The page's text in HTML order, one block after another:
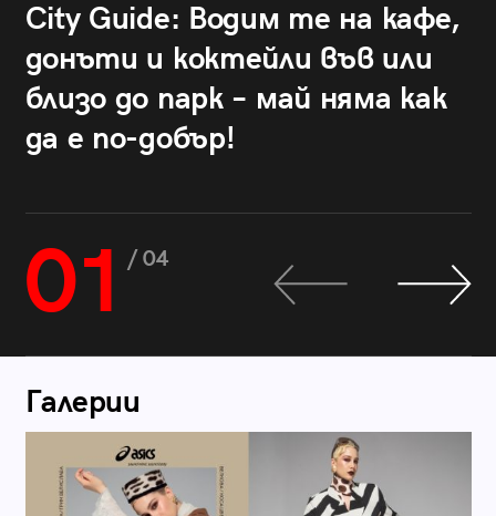
City Guide: Водим те на кафе,
донъти и коктейли във или
близо до парк – май няма как
да е по-добър!
01 / 04
Галерии